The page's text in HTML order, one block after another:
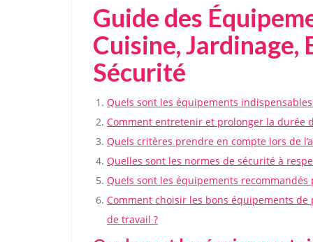
Guide des
Cuisine,
Sécurité
Quels sont les équipements
Comment entretenir et prolonger la durée
Quels critères prendre en compte lors de
Quelles sont les normes de sécurité à
Quels sont les équipements recommandés
Comment choisir les bons équipements
de travail ?